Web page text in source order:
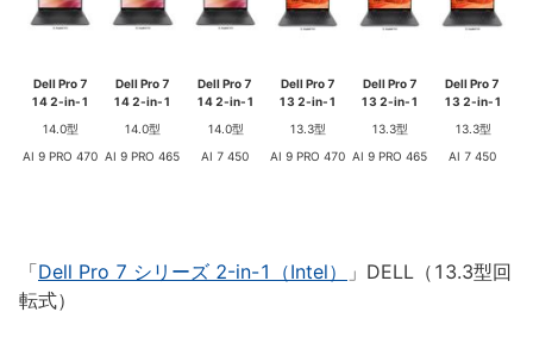
Dell Pro 7
14 2-in-1
14.0型
AI 9 PRO 470
Dell Pro 7
14 2-in-1
14.0型
AI 9 PRO 465
Dell Pro 7
14 2-in-1
14.0型
AI 7 450
Dell Pro 7
13 2-in-1
13.3型
AI 9 PRO 470
Dell Pro 7
13 2-in-1
13.3型
AI 9 PRO 465
Dell Pro 7
13 2-in-1
13.3型
AI 7 450
「Dell Pro 7 シリーズ 2-in-1（Intel）
」DELL（13.3型回
転式）